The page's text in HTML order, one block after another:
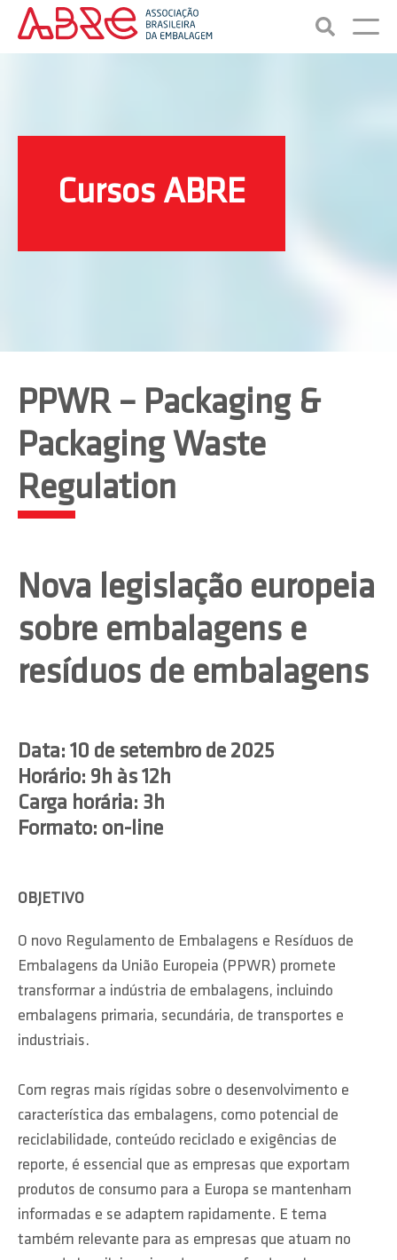
Cursos ABRE
PPWR – Packaging &
Packaging Waste
Regulation
Nova legislação europeia
sobre embalagens e
resíduos de embalagens
Data: 10 de setembro de 2025
Horário: 9h às 12h
Carga horária: 3h
Formato: on-line
OBJETIVO
O novo Regulamento de Embalagens e Resíduos de
Embalagens da União Europeia (PPWR) promete
transformar a indústria de embalagens, incluindo
embalagens primaria, secundária, de transportes e
industriais.
Com regras mais rígidas sobre o desenvolvimento e
característica das embalagens, como potencial de
reciclabilidade, conteúdo reciclado e exigências de
reporte, é essencial que as empresas que exportam
produtos de consumo para a Europa se mantenham
informadas e se adaptem rapidamente. E tema
também relevante para as empresas que atuam no